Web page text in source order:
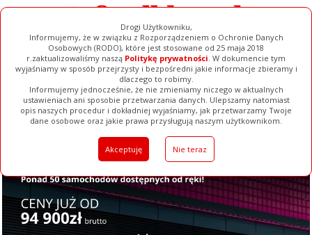
Drogi Użytkowniku,
Informujemy, że w związku z Rozporządzeniem o Ochronie Danych
Osobowych (RODO), które jest stosowane od 25 maja 2018
r.zaktualizowaliśmy naszą Politykę prywatności. W dokumencie tym
wyjaśniamy w sposób przejrzysty i bezpośredni jakie informacje zbieramy i
dlaczego to robimy.
Informujemy jednocześnie, że nie zmieniamy niczego w aktualnych
ustawieniach ani sposobie przetwarzania danych. Ulepszamy natomiast
opis naszych procedur i dokładniej wyjaśniamy, jak przetwarzamy Twoje
dane osobowe oraz jakie prawa przysługują naszym użytkownikom.
Akceptuję Nie teraz
Ogłoszenia Filmy Galerie Baza Firm Pełna Wersja